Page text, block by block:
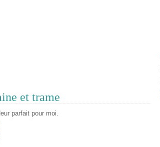
et trame
parfait pour moi.